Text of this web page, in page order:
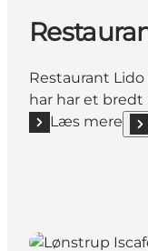
Restaurant
har har et bredt
Læs mere
Læs mere